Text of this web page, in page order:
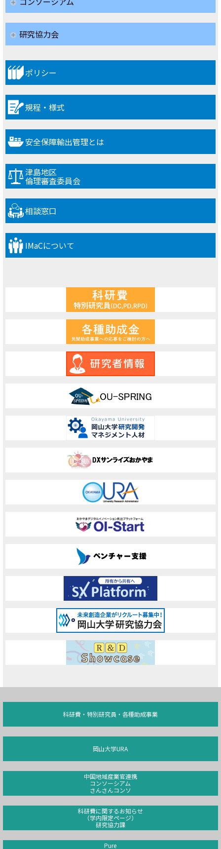
研究協力会
ポリシー
規程・様式
安全保障輸出管理とは
津島地区
倫理審査委員会
相談窓口
IMaCについて
科研費・特別研究員・各種助成事業
岡山大学URA
中国地域産業官連携
コンソーシアム
さんさんコンソ
科研費に関するお知らせ
（学内限定ページ）
研究協力課
Pure